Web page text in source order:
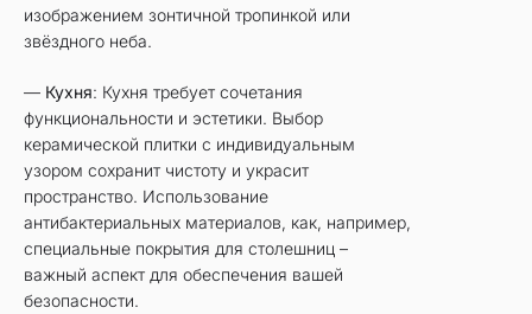
изображением зонтичной тропинкой или
звёздного неба.
— Кухня: Кухня требует сочетания
функциональности и эстетики. Выбор
керамической плитки с индивидуальным
узором сохранит чистоту и украсит
пространство. Использование
антибактериальных материалов, как, например,
специальные покрытия для столешниц –
важный аспект для обеспечения вашей
безопасности.